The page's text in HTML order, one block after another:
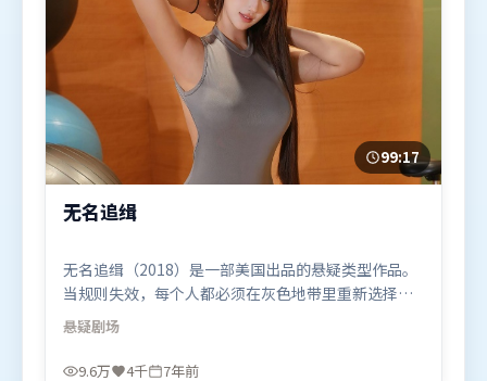
99:17
无名追缉
无名追缉（2018）是一部美国出品的悬疑类型作品。
当规则失效，每个人都必须在灰色地带里重新选择立
场与底线。叙事线索多线并进，最终在关键节点收
束。由贾樟柯执导，廖凡、王景春、堺雅人，易烊千
玺、朱一龙、提莫西·查拉米等联袂出演。影片于
悬疑剧场
9.6万 4千 7年前